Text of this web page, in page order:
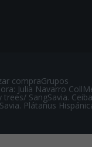
compraGrupos
Julia Navarro Coll
trees/ SangSavia.
Plátanus